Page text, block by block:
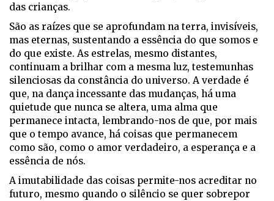
das crianças.
São as raízes que se aprofundam na terra, invisíveis,
mas eternas, sustentando a essência do que somos e
do que existe. As estrelas, mesmo distantes,
continuam a brilhar com a mesma luz, testemunhas
silenciosas da constância do universo. A verdade é
que, na dança incessante das mudanças, há uma
quietude que nunca se altera, uma alma que
permanece intacta, lembrando-nos de que, por mais
que o tempo avance, há coisas que permanecem
como são, como o amor verdadeiro, a esperança e a
essência de nós.
A imutabilidade das coisas permite-nos acreditar no
futuro, mesmo quando o silêncio se quer sobrepor